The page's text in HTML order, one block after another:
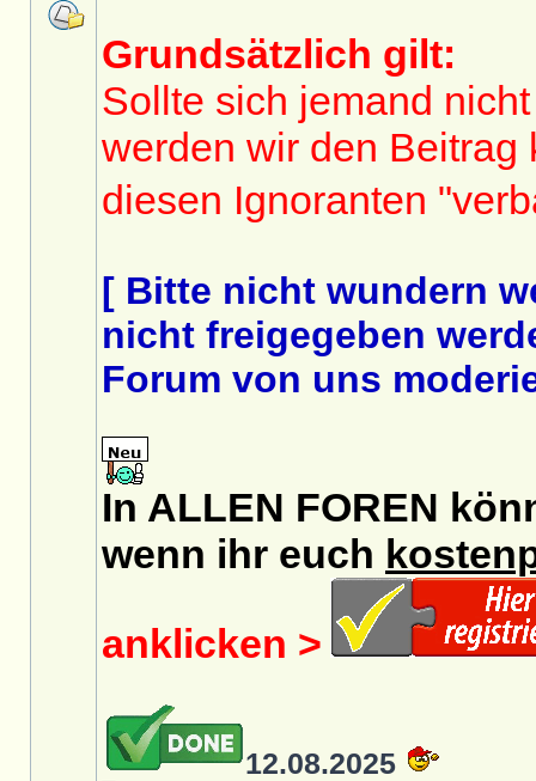
Grundsätzlich gilt:
Sollte sich jemand
werden wir den Beitrag
diesen Ignoranten
[ Bitte nicht wundern
nicht freigegeben
Forum von uns
In ALLEN FOREN
wenn ihr euch
anklicken >
12.08.2025